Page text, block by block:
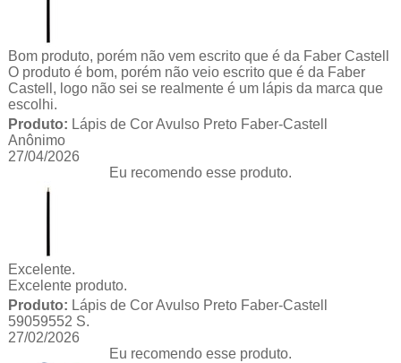
Bom produto, porém não vem escrito que é da Faber Castell
O produto é bom, porém não veio escrito que é da Faber
Castell, logo não sei se realmente é um lápis da marca que
escolhi.
Produto: Lápis de Cor Avulso Preto Faber-Castell
Anônimo
27/04/2026
Eu recomendo esse produto.
Excelente.
Excelente produto.
Produto: Lápis de Cor Avulso Preto Faber-Castell
59059552 S.
27/02/2026
Eu recomendo esse produto.